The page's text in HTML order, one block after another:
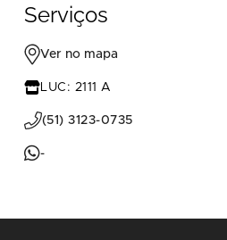
Serviços
Ver no mapa
LUC: 2111 A
(51) 3123-0735
-